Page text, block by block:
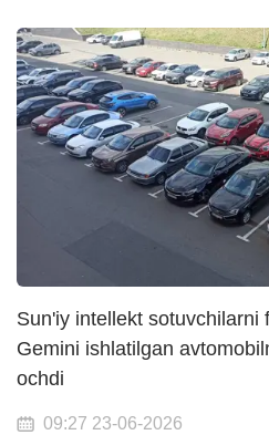
Sun'iy intellekt sotuvchilarni
Gemini ishlatilgan
ochdi
09:27 23-06-2026